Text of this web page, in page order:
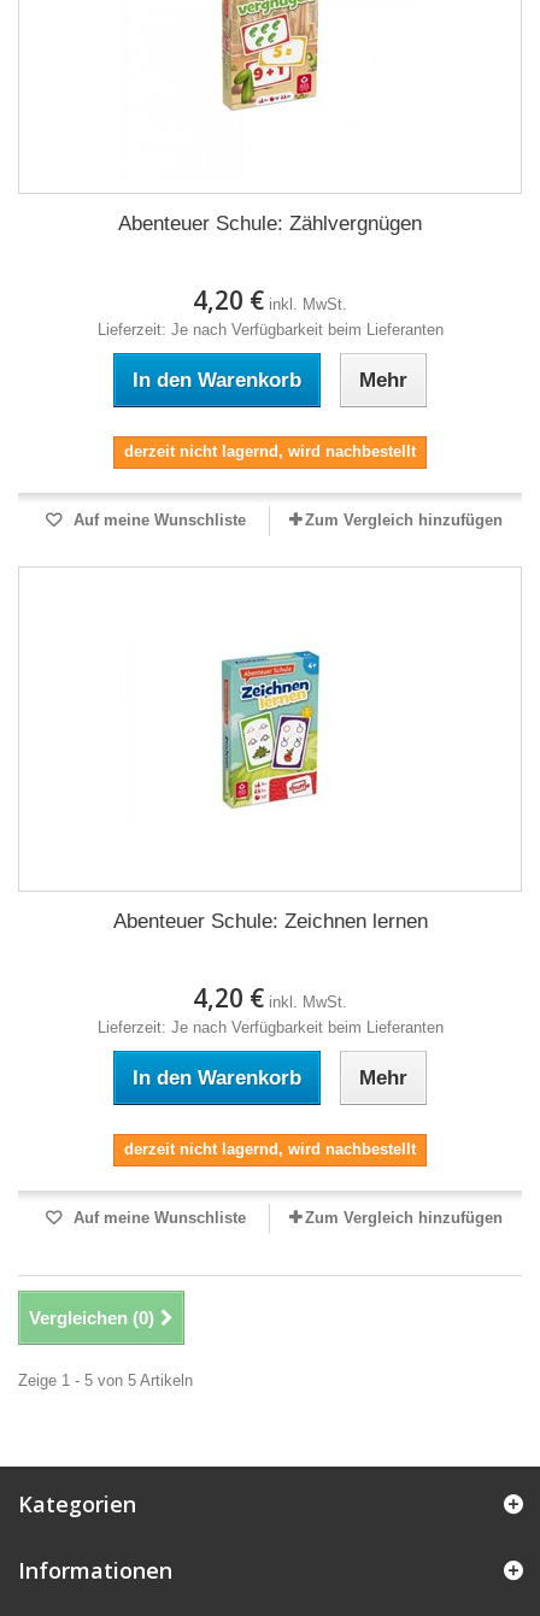
Abenteuer Schule: Zählvergnügen
4,20 € inkl. MwSt.
Lieferzeit: Je nach Verfügbarkeit beim Lieferanten
In den Warenkorb Mehr
derzeit nicht lagernd, wird nachbestellt
Auf meine Wunschliste Zum Vergleich hinzufügen
Abenteuer Schule: Zeichnen lernen
4,20 € inkl. MwSt.
Lieferzeit: Je nach Verfügbarkeit beim Lieferanten
In den Warenkorb Mehr
derzeit nicht lagernd, wird nachbestellt
Auf meine Wunschliste Zum Vergleich hinzufügen
Vergleichen (0)
Zeige 1 - 5 von 5 Artikeln
Kategorien
Informationen